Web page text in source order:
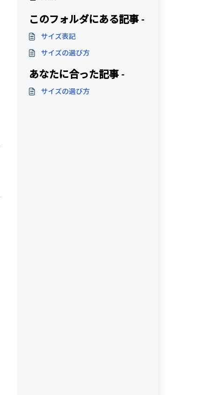
このフォルダにある記事 -
サイズ表記
サイズの選び方
あなたに合った記事 -
サイズの選び方